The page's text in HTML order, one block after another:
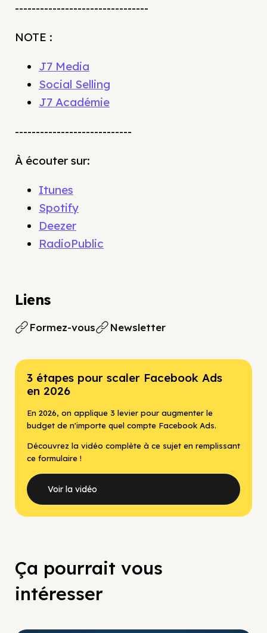
--------------------------------
NOTE :
J7 Media
Social Selling
J7 Académie
----------------------------
À écouter sur:
Itunes
Spotify
Deezer
RadioPublic
Liens
Formez-vous Newsletter
3 étapes pour scaler Facebook Ads
en 2026
En 2026, on applique 3 levier pour augmenter le
budget de n'importe quel compte Facebook Ads.
Découvrez la vidéo complète à ce sujet en remplissant
ce formulaire !
Voir la vidéo
Ça pourrait vous
intéresser